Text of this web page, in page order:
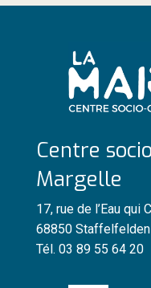
Centre
Margelle
17, rue de l’Eau qui
68850 Staffelfelden
Tél. 03 89 55 64 20